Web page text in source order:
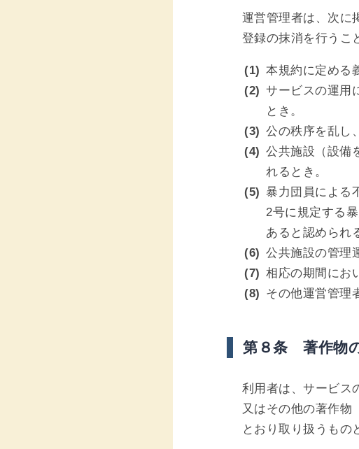
運営管理者は、次に
登録の抹消を行うこ
本規約に定める
サービスの運用
とき。
公の秩序を乱し
公共施設（設備
れるとき。
暴力団員による
2号に規定する
あると認められ
公共施設の管理
相応の期間にお
その他運営管理
第８条 著作物
利用者は、サービス
又はその他の著作物
とおり取り扱うもの